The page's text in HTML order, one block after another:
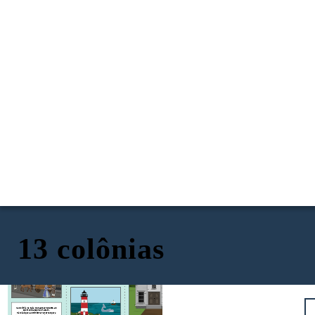
13 colônias
Na Colônia da Baía de Massachusetts, as
oportunidades não faltam!
Há lojas para administrar e terras para